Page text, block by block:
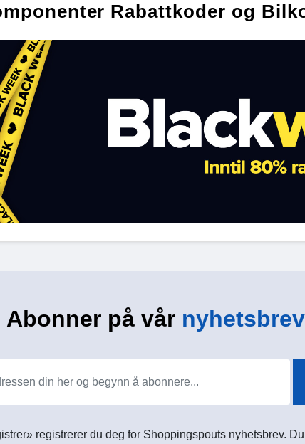
Rabattkoder og
Abonner på vår
registrerer du deg for Shoppingspouts nyhetsbrev.